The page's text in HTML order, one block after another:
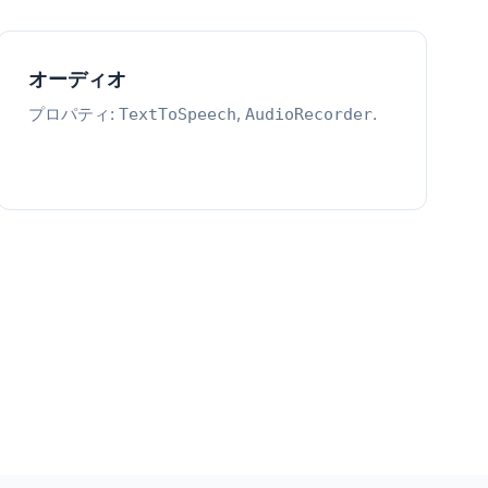
オーディオ
プロパティ:TextToSpeech,AudioRecorder.